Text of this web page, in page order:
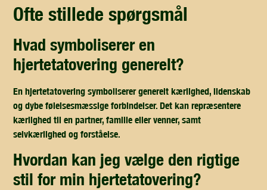
ofte stillede spørgsmål
hvad symboliserer en
hjertetatovering generelt?
En hjertetatovering symboliserer generelt kærlighed, lidenskab
og dybe følelsesmæssige forbindelser. Det kan repræsentere
kærlighed til en partner, familie eller venner, samt
selvkærlighed og forståelse.
hvordan kan jeg vælge den rigtige
stil for min hjertetatovering?